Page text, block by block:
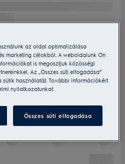
az oldal optimalizálása
marketing célokból. A weboldalunk Ön
is megosztjuk közösségi
Az „Összes süti elfogadása”
használatát. További információkért
nyilatkozatunkat.
Összes süti elfogadása